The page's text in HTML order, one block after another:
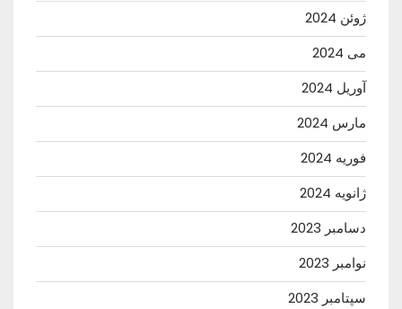
ژوئن 2024
می 2024
آوریل 2024
مارس 2024
فوریه 2024
ژانویه 2024
دسامبر 2023
نوامبر 2023
سپتامبر 2023